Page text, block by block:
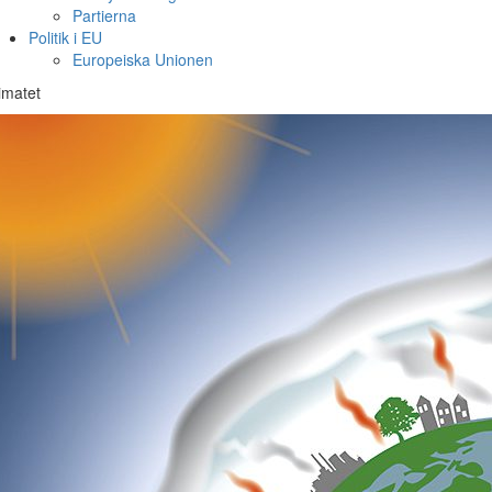
Partierna
Politik i EU
Europeiska Unionen